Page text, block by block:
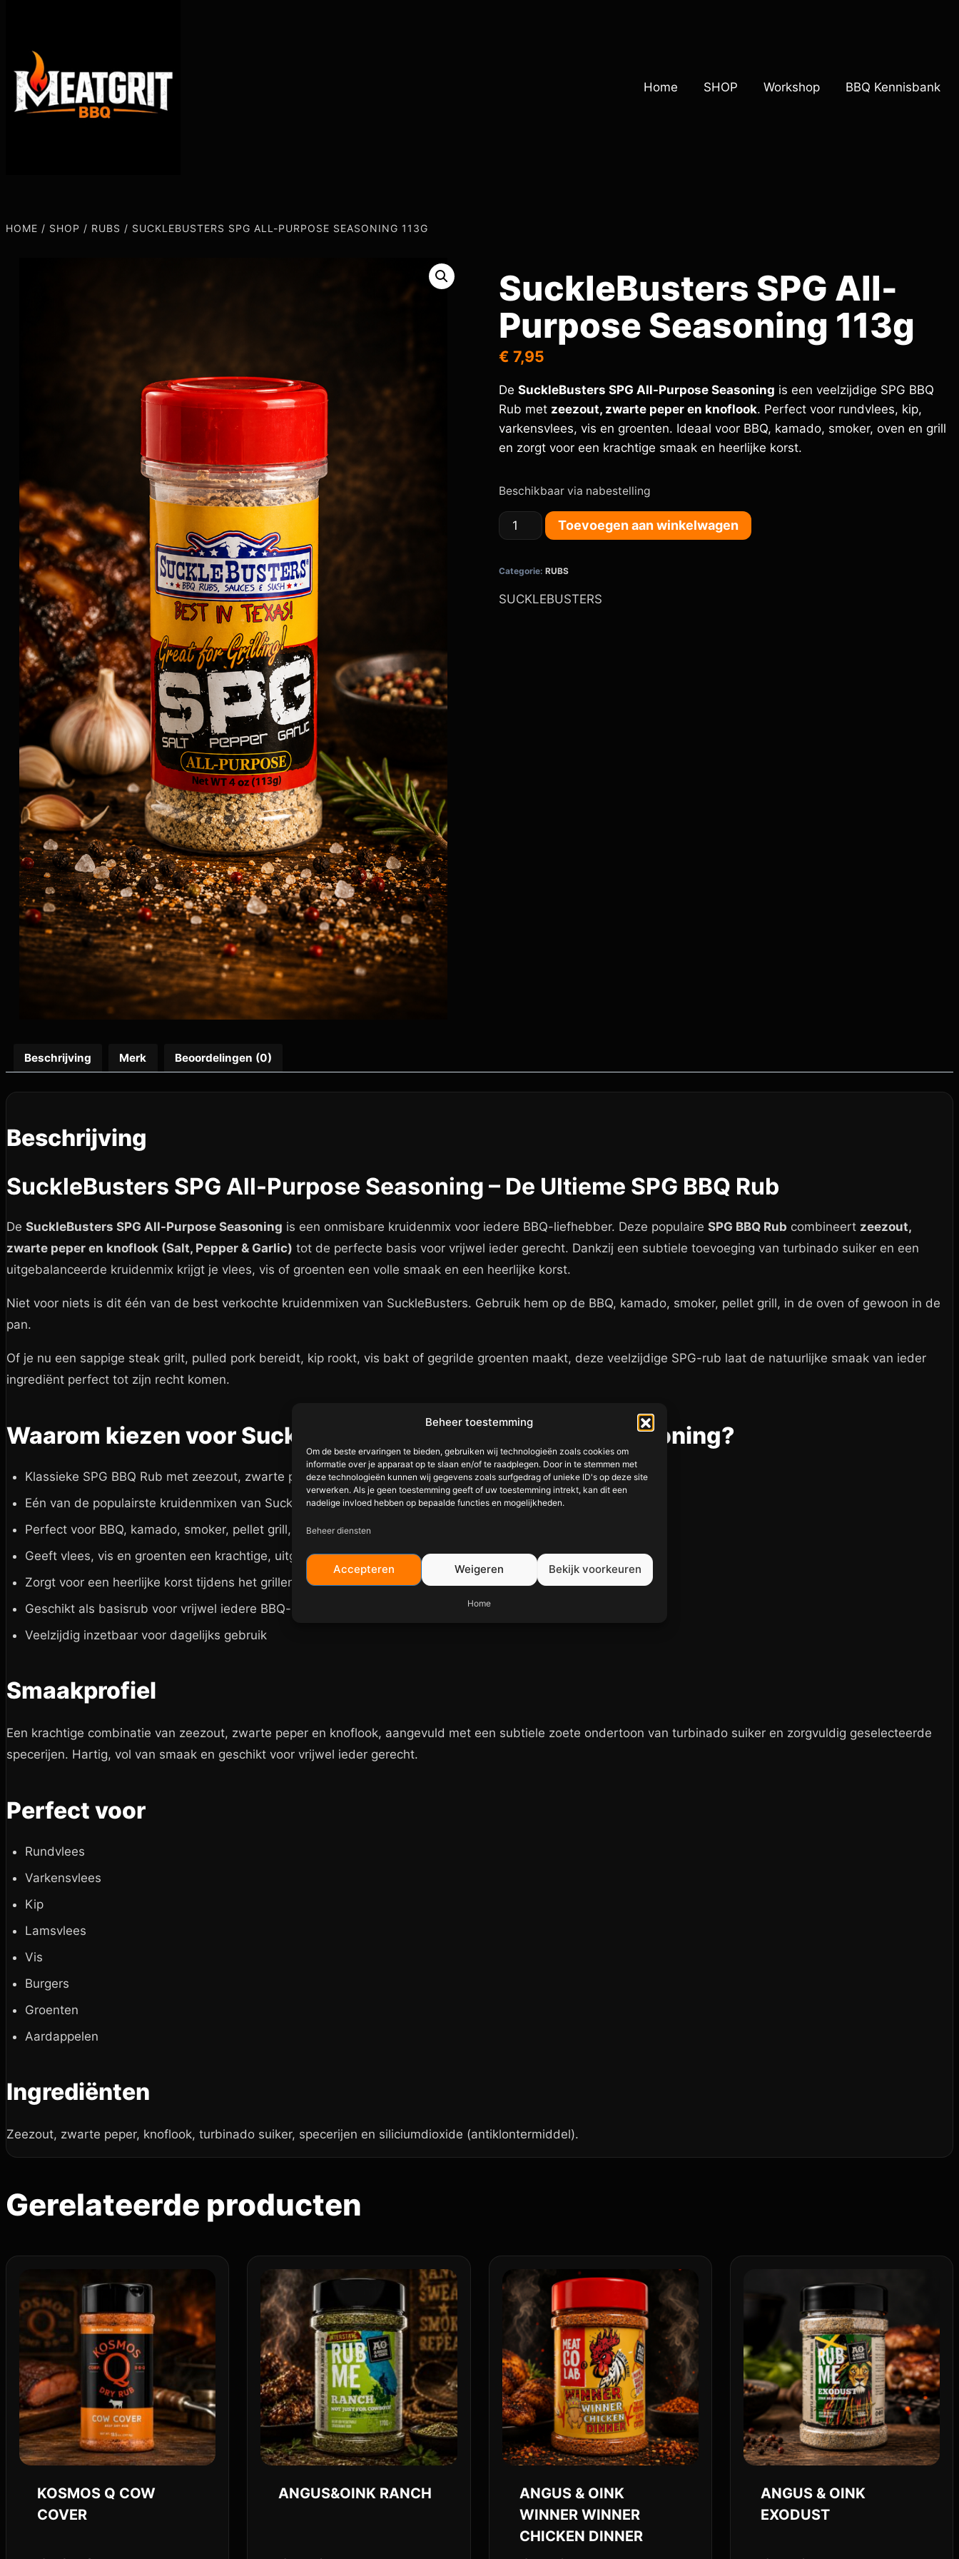
Beheer toestemming
Om de beste ervaringen te bieden, gebruiken wij technologieën zoals cookies om
informatie over je apparaat op te slaan en/of te raadplegen. Door in te stemmen met
deze technologieën kunnen wij gegevens zoals surfgedrag of unieke ID's op deze site
verwerken. Als je geen toestemming geeft of uw toestemming intrekt, kan dit een
nadelige invloed hebben op bepaalde functies en mogelijkheden.
Beheer diensten
Accepteren Weigeren Bekijk voorkeuren
Home
Home SHOP Workshop BBQ Kennisbank
HOME / SHOP / RUBS / SUCKLEBUSTERS SPG ALL-PURPOSE SEASONING 113G
SuckleBusters SPG All-
Purpose Seasoning 113g
€ 7,95
De SuckleBusters SPG All-Purpose Seasoning is een veelzijdige SPG BBQ
Rub met zeezout, zwarte peper en knoflook. Perfect voor rundvlees, kip,
varkensvlees, vis en groenten. Ideaal voor BBQ, kamado, smoker, oven en grill
en zorgt voor een krachtige smaak en heerlijke korst.
Beschikbaar via nabestelling
Toevoegen aan winkelwagen
Categorie: RUBS
SUCKLEBUSTERS
Beschrijving Merk Beoordelingen (0)
Beschrijving
SuckleBusters SPG All-Purpose Seasoning – De Ultieme SPG BBQ Rub
De SuckleBusters SPG All-Purpose Seasoning is een onmisbare kruidenmix voor iedere BBQ-liefhebber. Deze populaire SPG BBQ Rub combineert zeezout,
zwarte peper en knoflook (Salt, Pepper & Garlic) tot de perfecte basis voor vrijwel ieder gerecht. Dankzij een subtiele toevoeging van turbinado suiker en een
uitgebalanceerde kruidenmix krijgt je vlees, vis of groenten een volle smaak en een heerlijke korst.
Niet voor niets is dit één van de best verkochte kruidenmixen van SuckleBusters. Gebruik hem op de BBQ, kamado, smoker, pellet grill, in de oven of gewoon in de
pan.
Of je nu een sappige steak grilt, pulled pork bereidt, kip rookt, vis bakt of gegrilde groenten maakt, deze veelzijdige SPG-rub laat de natuurlijke smaak van ieder
ingrediënt perfect tot zijn recht komen.
Waarom kiezen voor SuckleBusters SPG All-Purpose Seasoning?
Klassieke SPG BBQ Rub met zeezout, zwarte peper en knoflook
Eén van de populairste kruidenmixen van SuckleBusters
Perfect voor BBQ, kamado, smoker, pellet grill, oven en pan
Geeft vlees, vis en groenten een krachtige, uitgebalanceerde smaak
Zorgt voor een heerlijke korst tijdens het grillen of roosteren
Geschikt als basisrub voor vrijwel iedere BBQ-bereiding
Veelzijdig inzetbaar voor dagelijks gebruik
Smaakprofiel
Een krachtige combinatie van zeezout, zwarte peper en knoflook, aangevuld met een subtiele zoete ondertoon van turbinado suiker en zorgvuldig geselecteerde
specerijen. Hartig, vol van smaak en geschikt voor vrijwel ieder gerecht.
Perfect voor
Rundvlees
Varkensvlees
Kip
Lamsvlees
Vis
Burgers
Groenten
Aardappelen
Ingrediënten
Zeezout, zwarte peper, knoflook, turbinado suiker, specerijen en siliciumdioxide (antiklontermiddel).
Gerelateerde producten
KOSMOS Q COW
COVER
ANGUS&OINK RANCH
ANGUS & OINK
WINNER WINNER
CHICKEN DINNER
ANGUS & OINK
EXODUST